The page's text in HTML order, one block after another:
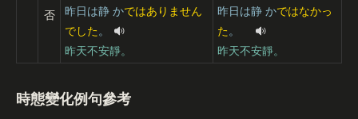
否 昨日は静 かではありません
でした 。
昨天不安靜。
昨日は静 かではなかっ
た 。
昨天不安靜。
時態變化例句參考